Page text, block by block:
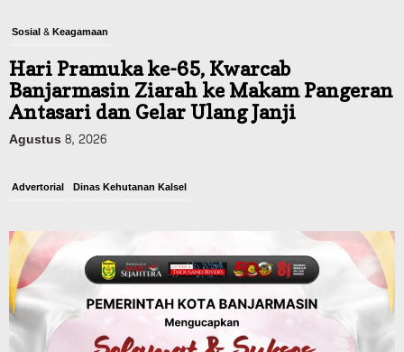
Sosial & Keagamaan
Hari Pramuka ke-65, Kwarcab
Banjarmasin Ziarah ke Makam Pangeran
Antasari dan Gelar Ulang Janji
Agustus 8, 2026
Advertorial Dinas Kehutanan Kalsel
Tahura Sultan Adam Berhasil
Dikendalikan
Agustus 8, 2026
Headline